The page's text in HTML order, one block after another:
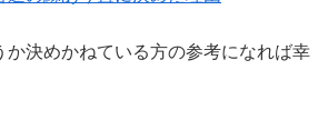
か決めかねている方の参考になれば幸